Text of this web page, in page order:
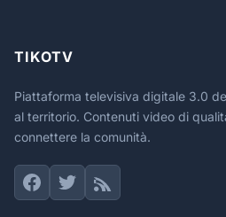
TIKOTV
Piattaforma televisiva digitale 3.0
al territorio. Contenuti video di
connettere la comunità.